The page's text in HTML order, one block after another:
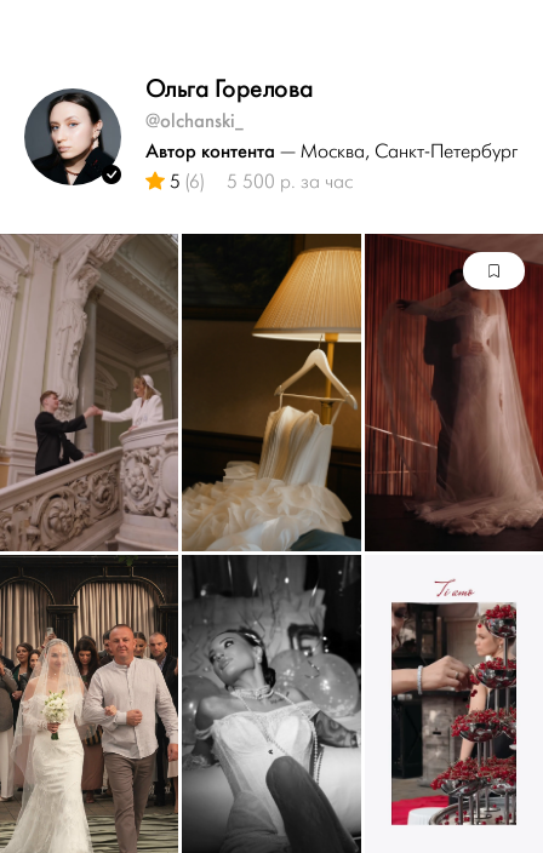
Ольга Горелова
@olchanski_
Автор контента — Москва, Санкт-Петербург
5 (6) 5 500 р. за час